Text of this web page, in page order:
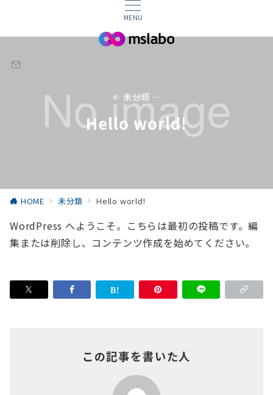
MENU
— 未分類 —
Hello world!
HOME 未分類 Hello world!
WordPress へようこそ。こちらは最初の投稿です。編
集または削除し、コンテンツ作成を始めてください。
この記事を書いた人